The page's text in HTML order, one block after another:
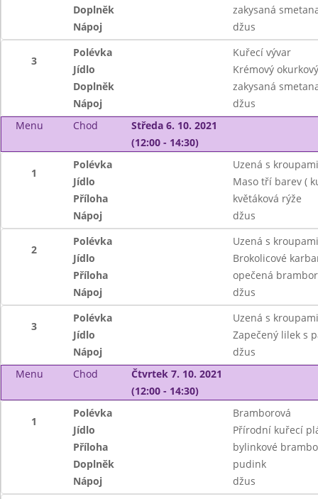
Doplněk
zakysaná
Nápoj
džus
3
Polévka
Kuřecí vývar
Jídlo
Krémový
Doplněk
zakysaná
Nápoj
džus
Menu
Chod
Středa 6. 10. 2021
(12:00 - 14:30)
1
Polévka
Uzená s kroupami
Jídlo
Maso tří barev (
Příloha
květáková rýže
Nápoj
džus
2
Polévka
Uzená s kroupami
Jídlo
Brokolicové
Příloha
opečená
Nápoj
džus
3
Polévka
Uzená s kroupami
Jídlo
Zapečený lilek s
Nápoj
džus
Menu
Chod
Čtvrtek 7. 10. 2021
(12:00 - 14:30)
1
Polévka
Bramborová
Jídlo
Přírodní kuřecí
Příloha
bylinkové
Doplněk
pudink
Nápoj
džus